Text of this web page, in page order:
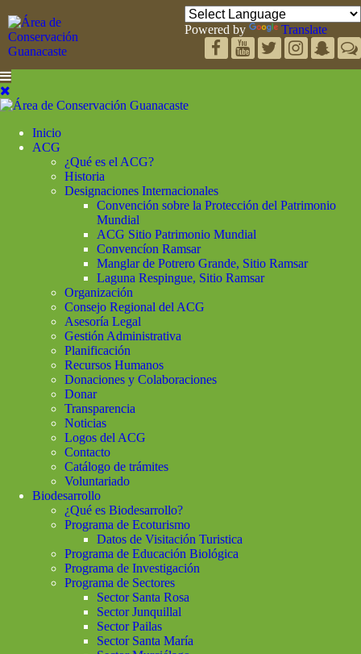
Powered by Translate
Inicio
ACG
¿Qué es el ACG?
Historia
Designaciones Internacionales
Convención sobre la Protección del Patrimonio
Mundial
ACG Sitio Patrimonio Mundial
Convencíon Ramsar
Manglar de Potrero Grande, Sitio Ramsar
Laguna Respingue, Sitio Ramsar
Organización
Consejo Regional del ACG
Asesoría Legal
Gestión Administrativa
Planificación
Recursos Humanos
Donaciones y Colaboraciones
Donar
Transparencia
Noticias
Logos del ACG
Contacto
Catálogo de trámites
Voluntariado
Biodesarrollo
¿Qué es Biodesarrollo?
Programa de Ecoturismo
Datos de Visitación Turistica
Programa de Educación Biológica
Programa de Investigación
Programa de Sectores
Sector Santa Rosa
Sector Junquillal
Sector Pailas
Sector Santa María